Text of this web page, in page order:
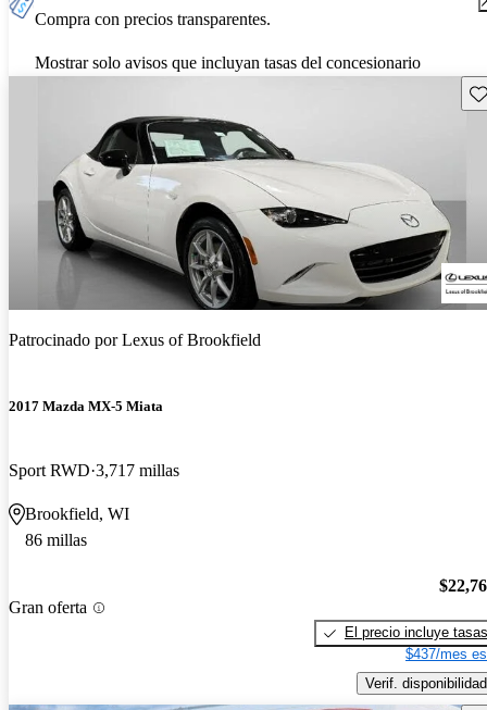
Compra con precios transparentes.
Mostrar solo avisos que incluyan tasas del concesionario
Patrocinado porLexus of Brookfield
2017 Mazda MX-5 Miata
Sport RWD 3,717 millas
Brookfield, WI
86 millas
Gran oferta
El precio incluye tasas
$437/mes
Verif. disponibilidad